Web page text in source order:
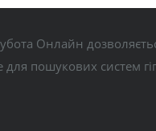
Онлайн
для пошукових систем